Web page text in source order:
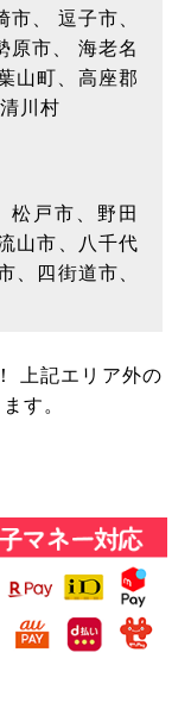
、 逗子市、
原市、 海老名
山町、高座郡
川村
松戸市、野田
山市、八千代
、四街道市、
上記エリア外の
す。